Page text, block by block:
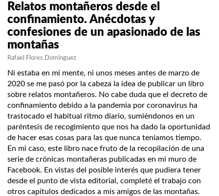
Relatos montañeros desde el
confinamiento. Anécdotas y
confesiones de un apasionado de las
montañas
Rafael Flores Domínguez
Ni estaba en mi mente, ni unos meses antes de marzo de
2020 se me pasó por la cabeza la idea de publicar un libro
sobre relatos montañeros. No cabe duda que el decreto de
confinamiento debido a la pandemia por coronavirus ha
trastocado el habitual ritmo diario, sumiéndonos en un
paréntesis de recogimiento que nos ha dado la oportunidad
de hacer esas cosas para las que nunca teníamos tiempo.
En mi caso, este libro nace fruto de la recopilación de una
serie de crónicas montañeras publicadas en mi muro de
Facebook. En vistas del posible interés que pudiera tener
desde el punto de vista editorial, completé el trabajo con
otros capítulos dedicados a mis amigos de las montañas.